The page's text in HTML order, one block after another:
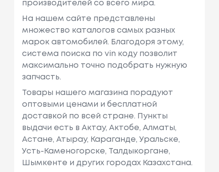
производителей со всего мира.
На нашем сайте представлены
множество каталогов самых разных
марок автомобилей. Благодоря этому,
система поиска по vin коду позволит
максимально точно подобрать нужную
запчасть.
Товары нашего магазина порадуют
оптовыми ценами и бесплатной
доставкой по всей стране. Пункты
выдачи есть в Актау, Актобе, Алматы,
Астане, Атырау, Караганде, Уральске,
Усть-Каменогорске, Талдыкоргане,
Шымкенте и других городах Казахстана.